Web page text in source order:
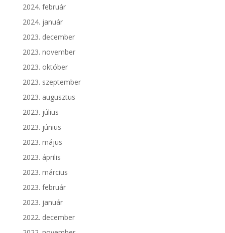
2024. február
2024. január
2023. december
2023. november
2023. október
2023. szeptember
2023. augusztus
2023. július
2023. június
2023. május
2023. április
2023. március
2023. február
2023. január
2022. december